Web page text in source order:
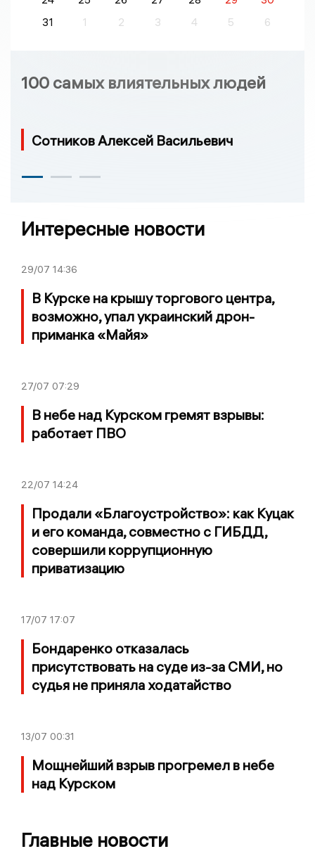
31
1 2 3 4 5 6
100 самых влиятельных людей
Сотников Алексей Васильевич
Интересные новости
29/07 14:36
В Курске на крышу торгового центра,
возможно, упал украинский дрон-
приманка «Майя»
27/07 07:29
В небе над Курском гремят взрывы:
работает ПВО
22/07 14:24
Продали «Благоустройство»: как Куцак
и его команда, совместно с ГИБДД,
совершили коррупционную
приватизацию
17/07 17:07
Бондаренко отказалась
присутствовать на суде из-за СМИ, но
судья не приняла ходатайство
13/07 00:31
Мощнейший взрыв прогремел в небе
над Курском
Главные новости